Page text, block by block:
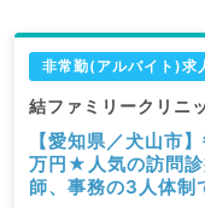
非常勤(アルバイト)求
結ファミリークリニ
【愛知県／犬山市
万円★人気の訪問診
師、事務の3人体制